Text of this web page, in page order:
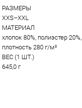
РАЗМЕРЫ
XXS–XXL
МАТЕРИАЛ
хлопок 80%, полиэстер 20%,
плотность 280 г/м²
ВЕС (1 ШТ.)
645,0 г